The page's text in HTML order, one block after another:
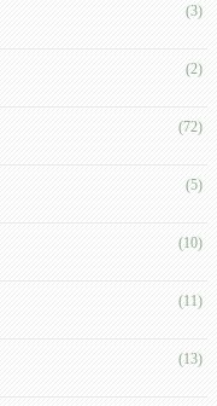
(3)
(2)
(72)
(5)
(10)
(11)
(13)